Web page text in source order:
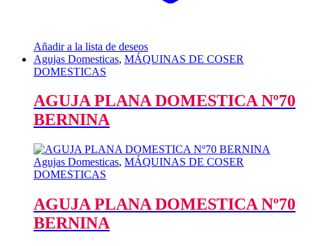
Añadir a la lista de deseos
Agujas Domesticas, MÁQUINAS DE COSER
DOMESTICAS
AGUJA PLANA DOMESTICA Nº70
BERNINA
Agujas Domesticas, MÁQUINAS DE COSER
DOMESTICAS
AGUJA PLANA DOMESTICA Nº70
BERNINA